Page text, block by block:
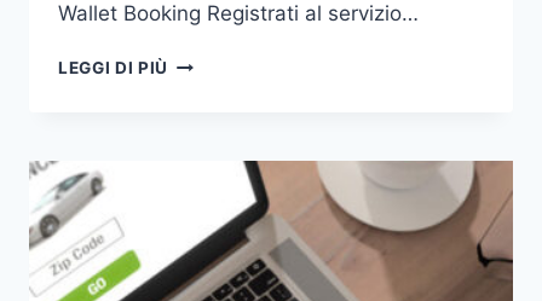
Wallet Booking Registrati al servizio…
LEGGI DI PIÙ COME
BOOKING